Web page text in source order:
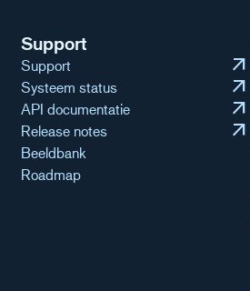
Support
Support arrow_outward
Systeem status arrow_outward
API documentatie arrow_outward
Release notes arrow_outward
Beeldbank
Roadmap